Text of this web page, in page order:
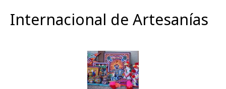
Internacional de Artesanías